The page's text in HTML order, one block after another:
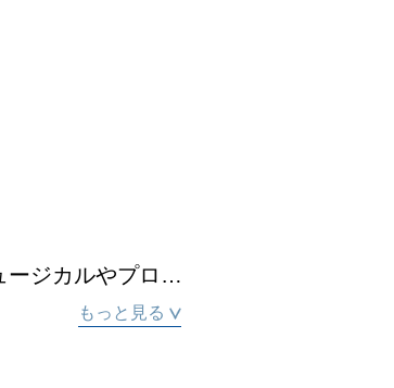
ジカルやプロ
作詞業、衣装デ
もっと見る